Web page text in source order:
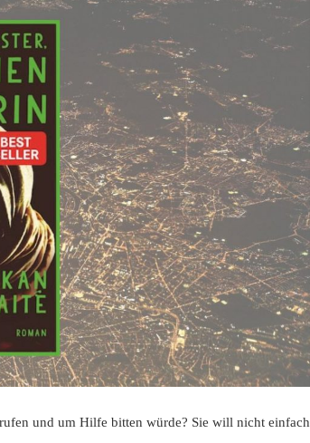
und um Hilfe bitten würde? Sie will nicht einfach